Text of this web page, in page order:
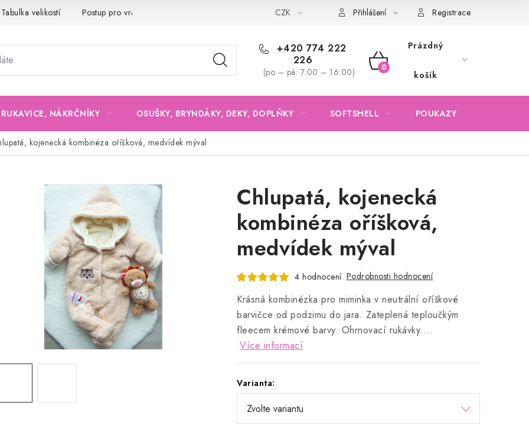
Tabulka velikostí Postup pro vrácení a výměnu Obchodní podmínky Podmínky ochrany osobních údajů
CZK Přihlášení Registrace
+420 774 222
226
(po – pá: 7:00 – 16:00)
NÁKUPNÍ
Prázdný
košík
NÁKRČNÍKY OSUŠKY, BRYNDÁKY, DEKY, DOPLŇKY SOFTSHELL POUKAZY
kojenecká kombinéza oříšková, medvídek mýval
Chlupatá, kojenecká
kombinéza oříšková,
medvídek mýval
4 hodnocení Podrobnosti hodnocení
Krásná kombinézka pro miminka v neutrální oříškové
barvičce od podzimu do jara. Zateplená teploučkým
fleecem krémové barvy. Ohrnovací rukávky....
Více informací
Varianta: